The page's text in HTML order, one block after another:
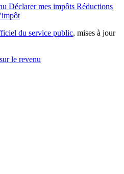
Déclarer mes impôts Réductions
du service public, mises à jour
le revenu